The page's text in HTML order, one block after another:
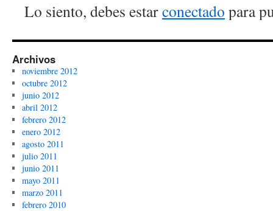
Lo siento, debes estarconectado para
Archivos
noviembre 2012
octubre 2012
junio 2012
abril 2012
febrero 2012
enero 2012
agosto 2011
julio 2011
junio 2011
mayo 2011
marzo 2011
febrero 2010